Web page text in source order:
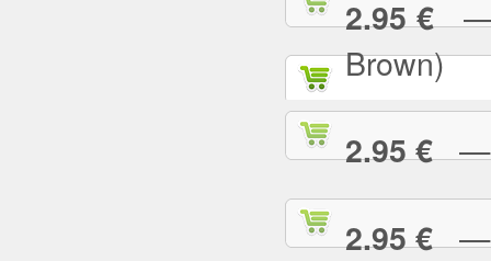
2.95 €—
Brown)
2.95 €—
2.95 €—